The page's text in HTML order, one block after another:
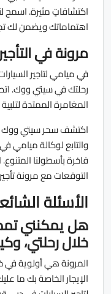
اكتشافاتٍ مثيرة.
اهتماماتك ويضمن لك
مرونة في
في ميامي لتاجير
رحلتك في سيتي ووك.
المغامرة الممتدة
اكتشف سحر سيتي
والتابع لوكالة ميامي
فاخرة بأسطولنا
التوقعات مع مرونة
الأسئلة
هل يمكنني
خلال رحلتي،
المرونة هي أولوية في
الإيجار الخاصة بك ما